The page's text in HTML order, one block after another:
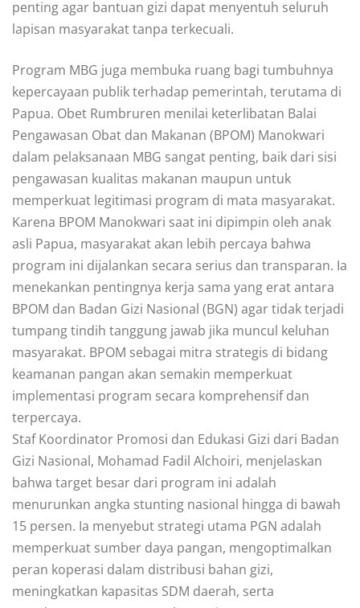
penting agar bantuan gizi dapat menyentuh seluruh
lapisan masyarakat tanpa terkecuali.
Program MBG juga membuka ruang bagi tumbuhnya
kepercayaan publik terhadap pemerintah, terutama di
Papua. Obet Rumbruren menilai keterlibatan Balai
Pengawasan Obat dan Makanan (BPOM) Manokwari
dalam pelaksanaan MBG sangat penting, baik dari sisi
pengawasan kualitas makanan maupun untuk
memperkuat legitimasi program di mata masyarakat.
Karena BPOM Manokwari saat ini dipimpin oleh anak
asli Papua, masyarakat akan lebih percaya bahwa
program ini dijalankan secara serius dan transparan. Ia
menekankan pentingnya kerja sama yang erat antara
BPOM dan Badan Gizi Nasional (BGN) agar tidak terjadi
tumpang tindih tanggung jawab jika muncul keluhan
masyarakat. BPOM sebagai mitra strategis di bidang
keamanan pangan akan semakin memperkuat
implementasi program secara komprehensif dan
terpercaya.
Staf Koordinator Promosi dan Edukasi Gizi dari Badan
Gizi Nasional, Mohamad Fadil Alchoiri, menjelaskan
bahwa target besar dari program ini adalah
menurunkan angka stunting nasional hingga di bawah
15 persen. Ia menyebut strategi utama PGN adalah
memperkuat sumber daya pangan, mengoptimalkan
peran koperasi dalam distribusi bahan gizi,
meningkatkan kapasitas SDM daerah, serta